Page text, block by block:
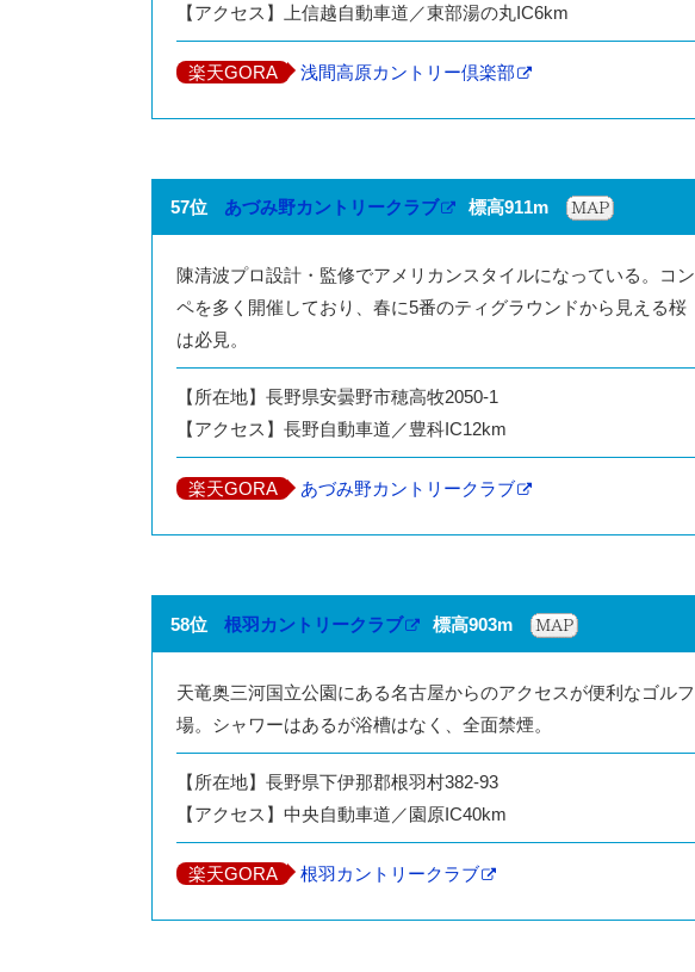
【アクセス】上信越自動車道／東部湯の丸IC6km
楽天GORA 浅間高原カントリー倶楽部
57位 あづみ野カントリークラブ 標高911m
陳清波プロ設計・監修でアメリカンスタイルになっている。コン
ペを多く開催しており、春に5番のティグラウンドから見える桜
は必見。
【所在地】長野県安曇野市穂高牧2050-1
【アクセス】長野自動車道／豊科IC12km
楽天GORA あづみ野カントリークラブ
58位 根羽カントリークラブ 標高903m
天竜奥三河国立公園にある名古屋からのアクセスが便利なゴルフ
場。シャワーはあるが浴槽はなく、全面禁煙。
【所在地】長野県下伊那郡根羽村382-93
【アクセス】中央自動車道／園原IC40km
楽天GORA 根羽カントリークラブ